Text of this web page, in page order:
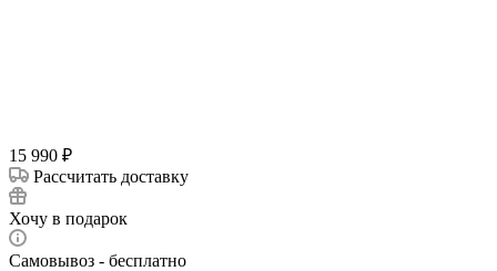
15 990 ₽
Рассчитать доставку
Хочу в подарок
Самовывоз - бесплатно